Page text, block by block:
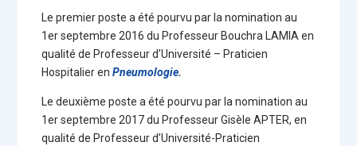
Le premier poste a été pourvu par la nomination au
1er septembre 2016 du Professeur Bouchra LAMIA en
qualité de Professeur d’Université – Praticien
Hospitalier enPneumologie.
Le deuxième poste a été pourvu par la nomination au
1er septembre 2017 du Professeur Gisèle APTER, en
qualité de Professeur d’Université-Praticien